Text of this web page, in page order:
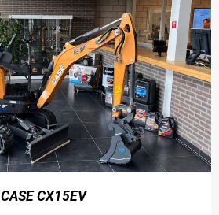
CASE CX15EV